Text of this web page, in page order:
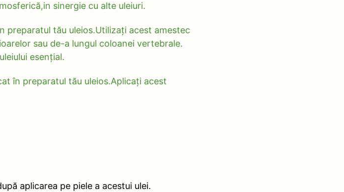
sinergie cu alte uleiuri.
preparatul tău uleios.Utilizați acest amestec
sau de-a lungul coloanei vertebrale.
esențial.
în preparatul tău uleios.Aplicați acest
aplicarea pe piele a acestui ulei.